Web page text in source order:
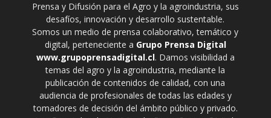
Prensa y Difusión para el Agro y la agroindustria, sus
desafíos, innovación y desarrollo sustentable.
Somos un medio de prensa colaborativo, temático y
digital, perteneciente a Grupo Prensa Digital
www.grupoprensadigital.cl. Damos visibilidad a
temas del agro y la agroindustria, mediante la
publicación de contenidos de calidad, con una
audiencia de profesionales de todas las edades y
tomadores de decisión del ámbito público y privado.